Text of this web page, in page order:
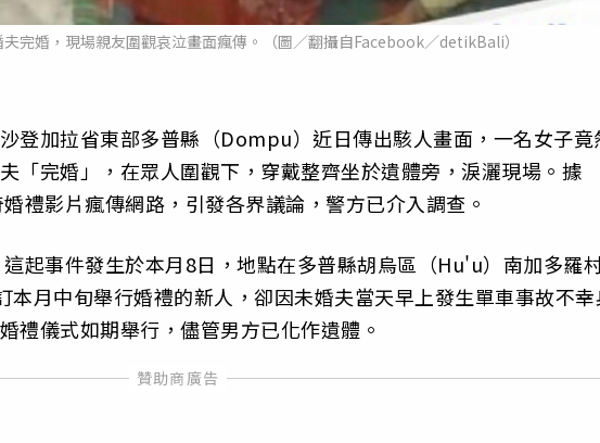
完婚，現場親友圍觀哀泣畫面瘋傳。（圖／翻攝自Facebook／detikBali）
登加拉省東部多普縣（Dompu）近日傳出駭人畫面，一名女子竟
「完婚」，在眾人圍觀下，穿戴整齊坐於遺體旁，淚灑現場。據
禮影片瘋傳網路，引發各界議論，警方已介入調查。
起事件發生於本月8日，地點在多普縣胡烏區（Hu'u）南加多羅
本月中旬舉行婚禮的新人，卻因未婚夫當天早上發生單車事故不
禮儀式如期舉行，儘管男方已化作遺體。